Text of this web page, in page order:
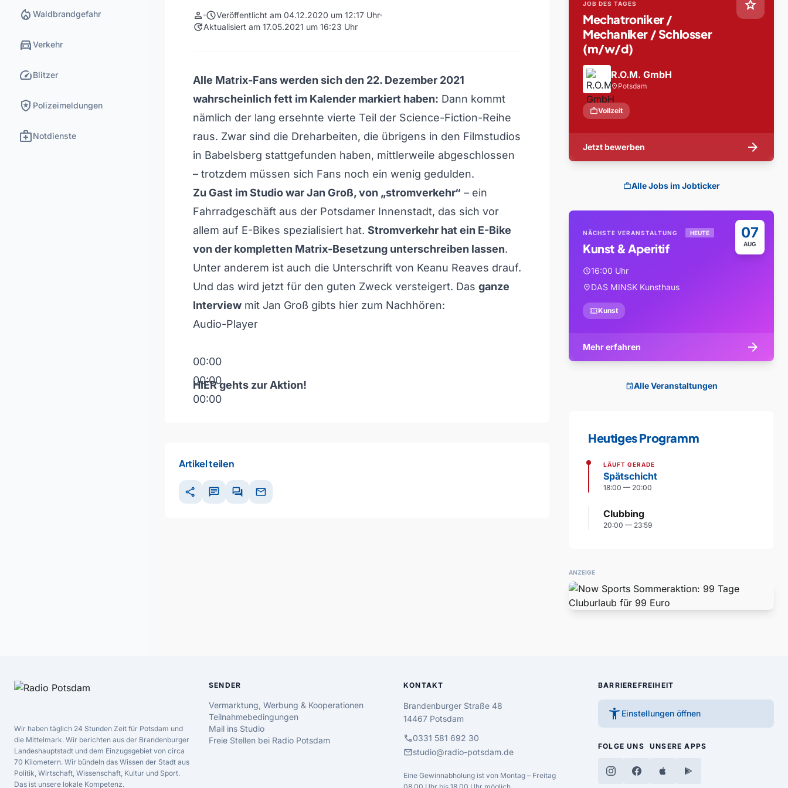
local_fire_department Waldbrandgefahr
directions_carVerkehr
speedBlitzer
local_police Polizeimeldungen
medical_servicesNotdienste
person scheduleVeröffentlicht am 04.12.2020 um 12:17 Uhr
updateAktualisiert am 17.05.2021 um 16:23 Uhr
Alle Matrix-Fans werden sich den 22. Dezember 2021
wahrscheinlich fett im Kalender markiert haben: Dann kommt
nämlich der lang ersehnte vierte Teil der Science-Fiction-Reihe
raus. Zwar sind die Dreharbeiten, die übrigens in den Filmstudios
in Babelsberg stattgefunden haben, mittlerweile abgeschlossen
– trotzdem müssen sich Fans noch ein wenig gedulden.
Zu Gast im Studio war Jan Groß, von „stromverkehr“ – ein
Fahrradgeschäft aus der Potsdamer Innenstadt, das sich vor
allem auf E-Bikes spezialisiert hat. Stromverkehr hat ein E-Bike
von der kompletten Matrix-Besetzung unterschreiben lassen.
Unter anderem ist auch die Unterschrift von Keanu Reaves drauf.
Und das wird jetzt für den guten Zweck versteigert. Das ganze
Interview mit Jan Groß gibts hier zum Nachhören:
Audio-Player
00:00
00:00
00:00
HIERgehts zur Aktion!
Artikel teilen
share chat forum mail
star
JOB DES TAGES
Mechatroniker /
Mechaniker / Schlosser
(m/w/d)
R.O.M. GmbH
location_on Potsdam
workVollzeit
Jetzt bewerben arrow_forward
workAlle Jobs im Jobticker
07
AUG
NÄCHSTE VERANSTALTUNG HEUTE
Kunst & Aperitif
schedule16:00 Uhr
location_onDAS MINSK Kunsthaus
confirmation_numberKunst
Mehr erfahren arrow_forward
eventAlle Veranstaltungen
Heutiges Programm
LÄUFT GERADE
Spätschicht
18:00 — 20:00
Clubbing
20:00 — 23:59
ANZEIGE
Wir haben täglich 24 Stunden Zeit für Potsdam und
die Mittelmark. Wir berichten aus der Brandenburger
Landeshauptstadt und dem Einzugsgebiet von circa
70 Kilometern. Wir bündeln das Wissen der Stadt aus
Politik, Wirtschaft, Wissenschaft, Kultur und Sport.
Das ist unsere lokale Kompetenz.
SENDER
Vermarktung, Werbung & Kooperationen
Teilnahmebedingungen
Mail ins Studio
Freie Stellen bei Radio Potsdam
KONTAKT
Brandenburger Straße 48
14467 Potsdam
call0331 581 692 30
mailstudio@radio-potsdam.de
Eine Gewinnabholung ist von Montag – Freitag
BARRIEREFREIHEIT
accessibility_new Einstellungen öffnen
FOLGE UNS UNSERE APPS